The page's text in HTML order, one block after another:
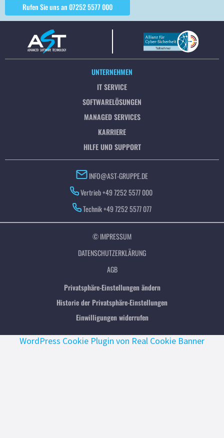
Rufen Sie uns an 07252 5577 000
UNTERNEHMEN
IT SERVICE
SOFTWARELÖSUNGEN
MANAGED SERVICES
KARRIERE
HILFE UND SUPPORT
INFO@AST-GRUPPE.DE
Vertrieb +49 7252 5577 000
Technik +49 7252 5577 077
© IMPRESSUM
DATENSCHUTZERKLÄRUNG
AGB
Privatsphäre-Einstellungen ändern
Historie der Privatsphäre-Einstellungen
Einwilligungen widerrufen
WordPress Cookie Plugin von Real Cookie Banner